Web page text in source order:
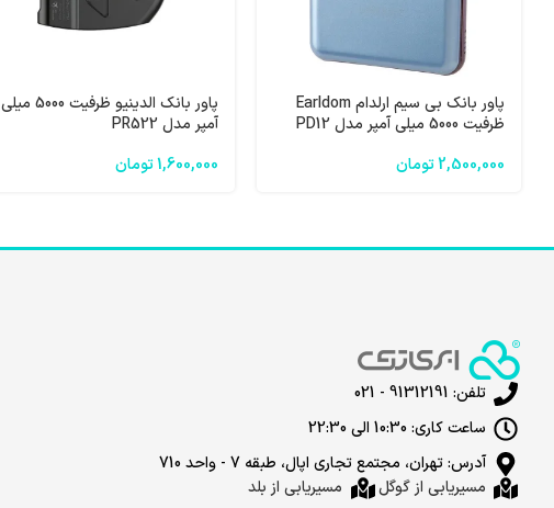
پاور بانک بی سیم ارلدام Earldom
ظرفیت 5000 میلی آمپر مدل PD12
2,500,000تومان
پاور بانک الدینیو ظرفیت 5000 میلی
آمپر مدل PR522
1,600,000تومان
تلفن: 91312191 - 021
ساعت کاری: 10:30 الی 22:30
آدرس: تهران، مجتمع تجاری اپال، طبقه 7 - واحد 710
مسیریابی از گوگل
مسیریابی از بلد